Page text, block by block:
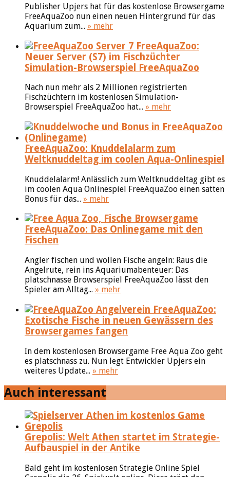
Publisher Upjers hat für das kostenlose Browsergame
FreeAquaZoo nun einen neuen Hintergrund für das
Aquarium zum... » mehr
FreeAquaZoo:
Neuer Server (S7) im Fischzüchter
Simulation-Browserspiel FreeAquaZoo
Nach nun mehr als 2 Millionen registrierten
Fischzüchtern im kostenlosen Simulation-
Browserspiel FreeAquaZoo hat... » mehr
FreeAquaZoo: Knuddelalarm zum
Weltknuddeltag im coolen Aqua-Onlinespiel
Knuddelalarm! Anlässlich zum Weltknuddeltag gibt es
im coolen Aqua Onlinespiel FreeAquaZoo einen satten
Bonus für das... » mehr
FreeAquaZoo: Das Onlinegame mit den
Fischen
Angler fischen und wollen Fische angeln: Raus die
Angelrute, rein ins Aquariumabenteuer: Das
platschnasse Browserspiel FreeAquaZoo lässt den
Spieler am Alltag... » mehr
FreeAquaZoo:
Exotische Fische in neuen Gewässern des
Browsergames fangen
In dem kostenlosen Browsergame Free Aqua Zoo geht
es platschnass zu. Nun legt Entwickler Upjers ein
weiteres Update... » mehr
Auch interessant
Grepolis: Welt Athen startet im Strategie-
Aufbauspiel in der Antike
Bald geht im kostenlosen Strategie Online Spiel